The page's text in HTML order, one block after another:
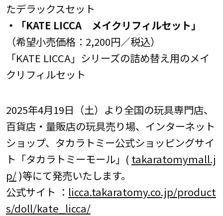
たデラックスセット
・「KATE LICCA メイクリフィルセット」
（希望小売価格：2,200円／税込）
「KATE LICCA」シリーズの詰め替え用のメイ
クリフィルセット
2025年4月19日（土）より全国の玩具専門店、
百貨店・量販店の玩具売り場、インターネット
ショップ、タカラトミー公式ショッピングサイ
ト「タカラトミーモール」( takaratomymall.j
p/)等にて発売いたします。
公式サイト ： licca.takaratomy.co.jp/product
s/doll/kate_licca/